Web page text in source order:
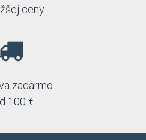
ceny
zadarmo
100 €